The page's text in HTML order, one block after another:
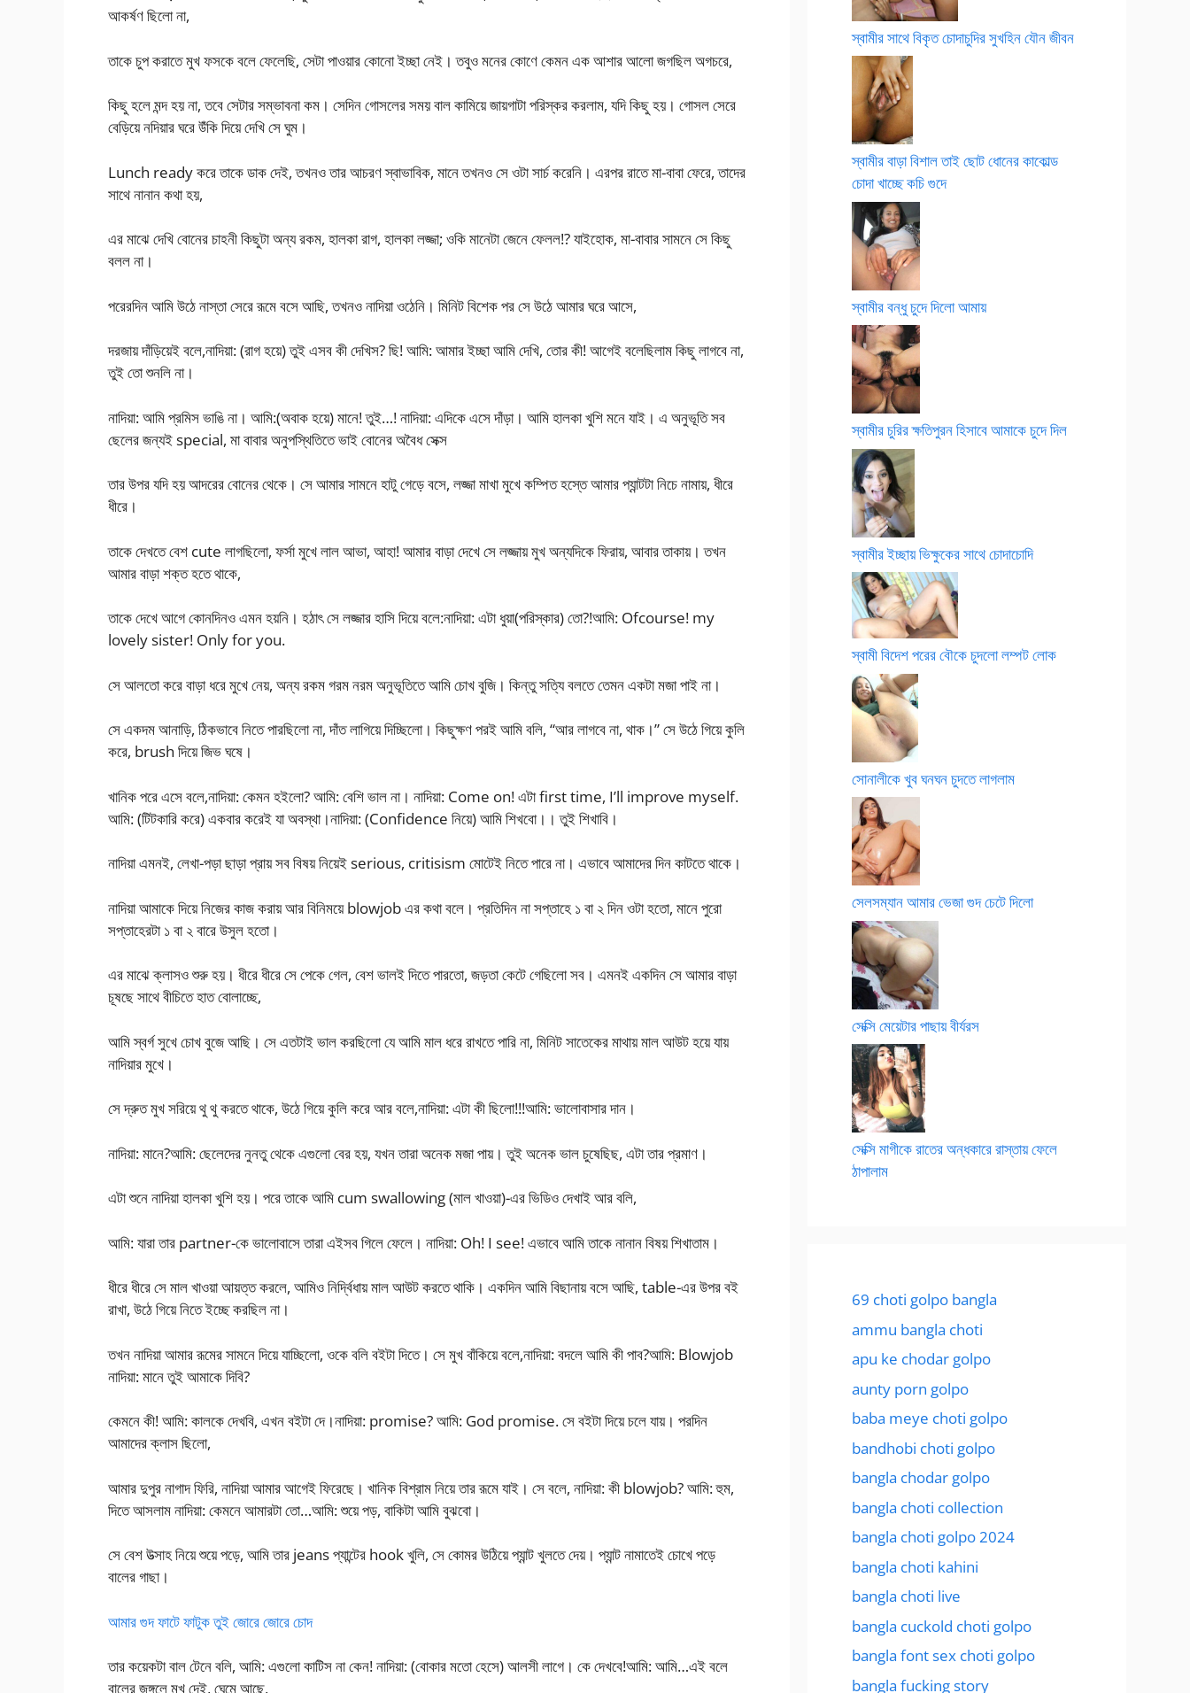
আকর্ষণ ছিলো না,
তাকে চুপ করাতে মুখ ফসকে বলে ফেলেছি, সেটা পাওয়ার কোনো ইচ্ছা নেই। তবুও মনের কোণে কেমন এক আশার আলো জগছিল অগচরে,
কিছু হলে মন্দ হয় না, তবে সেটার সম্ভাবনা কম। সেদিন গোসলের সময় বাল কামিয়ে জায়গাটা পরিস্কর করলাম, যদি কিছু হয়। গোসল সেরে
বেড়িয়ে নদিয়ার ঘরে উঁকি দিয়ে দেখি সে ঘুম।
Lunch ready করে তাকে ডাক দেই, তখনও তার আচরণ স্বাভাবিক, মানে তখনও সে ওটা সার্চ করেনি। এরপর রাতে মা-বাবা ফেরে, তাদের
সাথে নানান কথা হয়,
এর মাঝে দেখি বোনের চাহনী কিছুটা অন্য রকম, হালকা রাগ, হালকা লজ্জা; ওকি মানেটা জেনে ফেলল!? যাইহোক, মা-বাবার সামনে সে কিছু
বলল না।
পরেরদিন আমি উঠে নাস্তা সেরে রূমে বসে আছি, তখনও নাদিয়া ওঠেনি। মিনিট বিশেক পর সে উঠে আমার ঘরে আসে,
দরজায় দাঁড়িয়েই বলে,নাদিয়া: (রাগ হয়ে) তুই এসব কী দেখিস? ছি! আমি: আমার ইচ্ছা আমি দেখি, তোর কী! আগেই বলেছিলাম কিছু লাগবে না,
তুই তো শুনলি না।
নাদিয়া: আমি প্রমিস ভাঙি না। আমি:(অবাক হয়ে) মানে! তুই…! নাদিয়া: এদিকে এসে দাঁড়া। আমি হালকা খুশি মনে যাই। এ অনুভূতি সব
ছেলের জন্যই special, মা বাবার অনুপস্থিতিতে ভাই বোনের অবৈধ সেক্স
তার উপর যদি হয় আদরের বোনের থেকে। সে আমার সামনে হাটু গেড়ে বসে, লজ্জা মাখা মুখে কম্পিত হস্তে আমার প্যান্টটা নিচে নামায়, ধীরে
ধীরে।
তাকে দেখতে বেশ cute লাগছিলো, ফর্সা মুখে লাল আভা, আহা! আমার বাড়া দেখে সে লজ্জায় মুখ অন্যদিকে ফিরায়, আবার তাকায়। তখন
আমার বাড়া শক্ত হতে থাকে,
তাকে দেখে আগে কোনদিনও এমন হয়নি। হঠাৎ সে লজ্জার হাসি দিয়ে বলে:নাদিয়া: এটা ধুয়া(পরিস্কার) তো?!আমি: Ofcourse! my
lovely sister! Only for you.
সে আলতো করে বাড়া ধরে মুখে নেয়, অন্য রকম গরম নরম অনুভূতিতে আমি চোখ বুজি। কিন্তু সত্যি বলতে তেমন একটা মজা পাই না।
সে একদম আনাড়ি, ঠিকভাবে নিতে পারছিলো না, দাঁত লাগিয়ে দিচ্ছিলো। কিছুক্ষণ পরই আমি বলি, “আর লাগবে না, থাক।” সে উঠে গিয়ে কুলি
করে, brush দিয়ে জিভ ঘষে।
খানিক পরে এসে বলে,নাদিয়া: কেমন হইলো? আমি: বেশি ভাল না। নাদিয়া: Come on! এটা first time, I’ll improve myself.
আমি: (টিটকারি করে) একবার করেই যা অবস্থা।নাদিয়া: (Confidence নিয়ে) আমি শিখবো।। তুই শিখাবি।
নাদিয়া এমনই, লেখা-পড়া ছাড়া প্রায় সব বিষয় নিয়েই serious, critisism মোটেই নিতে পারে না। এভাবে আমাদের দিন কাটতে থাকে।
নাদিয়া আমাকে দিয়ে নিজের কাজ করায় আর বিনিময়ে blowjob এর কথা বলে। প্রতিদিন না সপ্তাহে ১ বা ২ দিন ওটা হতো, মানে পুরো
সপ্তাহেরটা ১ বা ২ বারে উসুল হতো।
এর মাঝে ক্লাসও শুরু হয়। ধীরে ধীরে সে পেকে গেল, বেশ ভালই দিতে পারতো, জড়তা কেটে গেছিলো সব। এমনই একদিন সে আমার বাড়া
চূষছে সাথে বীচিতে হাত বোলাচ্ছে,
আমি স্বর্গ সুখে চোখ বুজে আছি। সে এতটাই ভাল করছিলো যে আমি মাল ধরে রাখতে পারি না, মিনিট সাতেকের মাথায় মাল আউট হয়ে যায়
নাদিয়ার মুখে।
সে দ্রুত মুখ সরিয়ে থু থু করতে থাকে, উঠে গিয়ে কুলি করে আর বলে,নাদিয়া: এটা কী ছিলো!!!আমি: ভালোবাসার দান।
নাদিয়া: মানে?আমি: ছেলেদের নুনতু থেকে এগুলো বের হয়, যখন তারা অনেক মজা পায়। তুই অনেক ভাল চুষেছিছ, এটা তার প্রমাণ।
এটা শুনে নাদিয়া হালকা খুশি হয়। পরে তাকে আমি cum swallowing (মাল খাওয়া)-এর ভিডিও দেখাই আর বলি,
আমি: যারা তার partner-কে ভালোবাসে তারা এইসব গিলে ফেলে। নাদিয়া: Oh! I see! এভাবে আমি তাকে নানান বিষয় শিখাতাম।
ধীরে ধীরে সে মাল খাওয়া আয়ত্ত করলে, আমিও নির্দ্বিধায় মাল আউট করতে থাকি। একদিন আমি বিছানায় বসে আছি, table-এর উপর বই
রাখা, উঠে গিয়ে নিতে ইচ্ছে করছিল না।
তখন নাদিয়া আমার রূমের সামনে দিয়ে যাচ্ছিলো, ওকে বলি বইটা দিতে। সে মুখ বাঁকিয়ে বলে,নাদিয়া: বদলে আমি কী পাব?আমি: Blowjob
নাদিয়া: মানে তুই আমাকে দিবি?
কেমনে কী! আমি: কালকে দেখবি, এখন বইটা দে।নাদিয়া: promise? আমি: God promise. সে বইটা দিয়ে চলে যায়। পরদিন
আমাদের ক্লাস ছিলো,
আমার দুপুর নাগাদ ফিরি, নাদিয়া আমার আগেই ফিরেছে। খানিক বিশ্রাম নিয়ে তার রূমে যাই। সে বলে, নাদিয়া: কী blowjob? আমি: হুম,
দিতে আসলাম নাদিয়া: কেমনে আমারটা তো…আমি: শুয়ে পড়, বাকিটা আমি বুঝবো।
সে বেশ উত্সাহ নিয়ে শুয়ে পড়ে, আমি তার jeans প্যান্টের hook খুলি, সে কোমর উঠিয়ে প্যান্ট খুলতে দেয়। প্যান্ট নামাতেই চোখে পড়ে
বালের গাছা।
আমার গুদ ফাটে ফাটুক তুই জোরে জোরে চোদ
তার কয়েকটা বাল টেনে বলি, আমি: এগুলো কাটিস না কেন! নাদিয়া: (বোকার মতো হেসে) আলসী লাগে। কে দেখবে!আমি: আমি…এই বলে
বালের জঙ্গলে মুখ দেই, ঘেমে আছে,
স্বামীর সাথে বিকৃত চোদাচুদির সুখহিন যৌন জীবন
স্বামীর বাড়া বিশাল তাই ছোট ধোনের কাকোল্ড
চোদা খাচ্ছে কচি গুদে
স্বামীর বন্ধু চুদে দিলো আমায়
স্বামীর চুরির ক্ষতিপুরন হিসাবে আমাকে চুদে দিল
স্বামীর ইচ্ছায় ভিক্ষুকের সাথে চোদাচোদি
স্বামী বিদেশ পরের বৌকে চুদলো লম্পট লোক
সোনালীকে খুব ঘনঘন চুদতে লাগলাম
সেলসম্যান আমার ভেজা গুদ চেটে দিলো
সেক্সি মেয়েটার পাছায় বীর্যরস
সেক্সি মাগীকে রাতের অন্ধকারে রাস্তায় ফেলে
ঠাপালাম
69 choti golpo bangla
ammu bangla choti
apu ke chodar golpo
aunty porn golpo
baba meye choti golpo
bandhobi choti golpo
bangla chodar golpo
bangla choti collection
bangla choti golpo 2024
bangla choti kahini
bangla choti live
bangla cuckold choti golpo
bangla font sex choti golpo
bangla fucking story